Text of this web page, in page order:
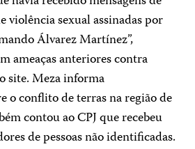
violência sexual assinadas por
Álvarez Martínez”,
ameaças anteriores contra
site. Meza informa
o conflito de terras na região de
contou ao CPJ que recebeu
de pessoas não identificadas.